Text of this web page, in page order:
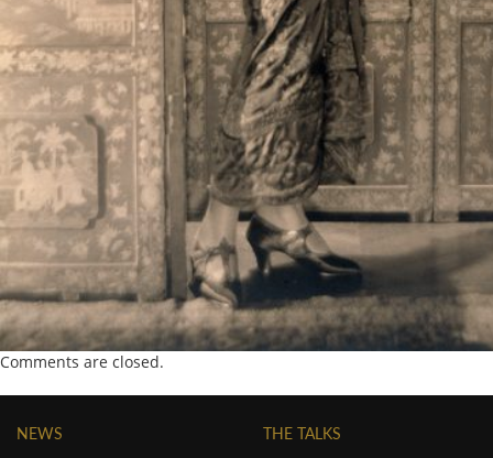
Comments are closed.
NEWS
THE TALKS